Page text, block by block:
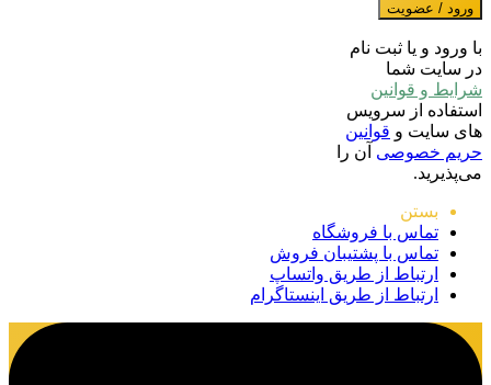
ورود / عضویت
با ورود و یا ثبت نام
در سایت شما
شرایط و قوانین
استفاده از سرویس
های سایت و قوانین
حریم خصوصی آن را
می‌پذیرید.
بستن
تماس با فروشگاه
تماس با پشتیبان فروش
ارتباط از طریق واتساپ
ارتباط از طریق اینستاگرام